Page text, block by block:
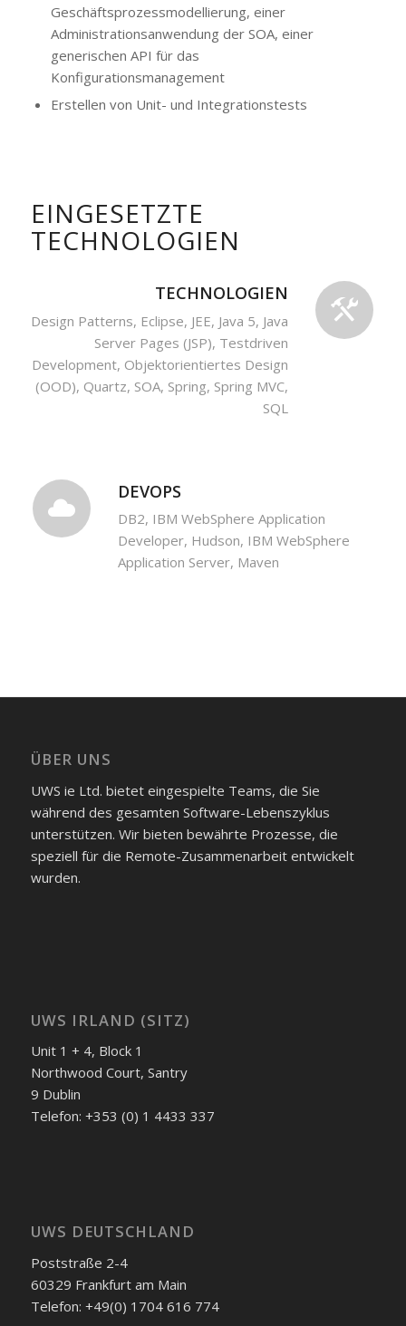
Geschäftsprozessmodellierung, einer
Administrationsanwendung der SOA, einer
generischen API für das
Konfigurationsmanagement
Erstellen von Unit- und Integrationstests
EINGESETZTE
TECHNOLOGIEN
TECHNOLOGIEN
Design Patterns, Eclipse, JEE, Java 5, Java
Server Pages (JSP), Testdriven
Development, Objektorientiertes Design
(OOD), Quartz, SOA, Spring, Spring MVC,
SQL
DEVOPS
DB2, IBM WebSphere Application
Developer, Hudson, IBM WebSphere
Application Server, Maven
ÜBER UNS
UWS ie Ltd. bietet eingespielte Teams, die Sie
während des gesamten Software-Lebenszyklus
unterstützen. Wir bieten bewährte Prozesse, die
speziell für die Remote-Zusammenarbeit entwickelt
wurden.
UWS IRLAND (SITZ)
Unit 1 + 4, Block 1
Northwood Court, Santry
9 Dublin
Telefon: +353 (0) 1 4433 337
UWS DEUTSCHLAND
Poststraße 2-4
60329 Frankfurt am Main
Telefon: +49(0) 1704 616 774